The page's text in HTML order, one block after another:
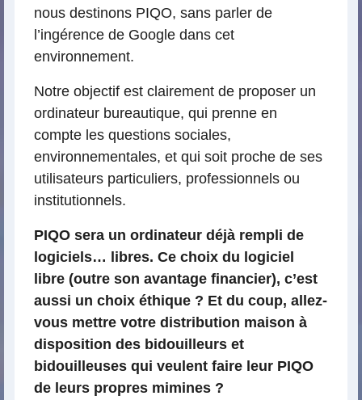
nous destinons PIQO, sans parler de
l’ingérence de Google dans cet
environnement.
Notre objectif est clairement de proposer un
ordinateur bureautique, qui prenne en
compte les questions sociales,
environnementales, et qui soit proche de ses
utilisateurs particuliers, professionnels ou
institutionnels.
PIQO sera un ordinateur déjà rempli de
logiciels… libres. Ce choix du logiciel
libre (outre son avantage financier), c’est
aussi un choix éthique ? Et du coup, allez-
vous mettre votre distribution maison à
disposition des bidouilleurs et
bidouilleuses qui veulent faire leur PIQO
de leurs propres mimines ?